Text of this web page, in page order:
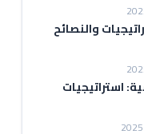
والنصائح
استراتيجيات